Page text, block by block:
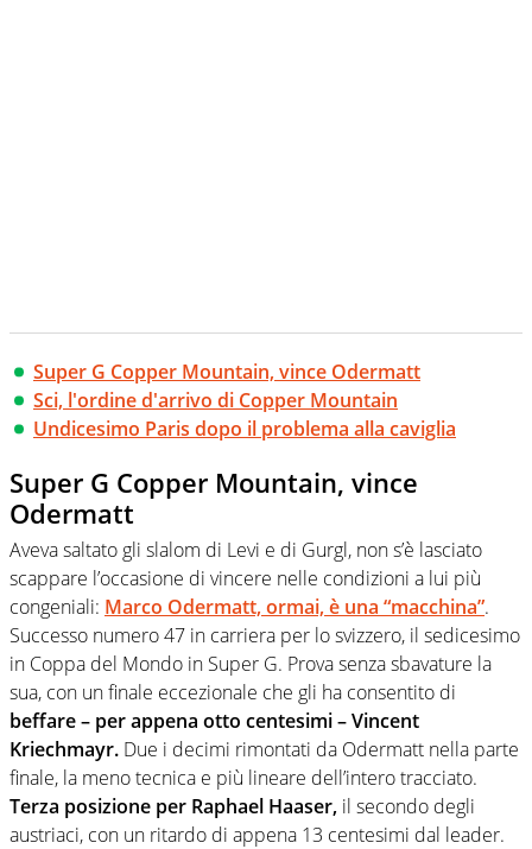
Super G Copper Mountain, vince Odermatt
Sci, l'ordine d'arrivo di Copper Mountain
Undicesimo Paris dopo il problema alla caviglia
Super G Copper Mountain, vince
Odermatt
Aveva saltato gli slalom di Levi e di Gurgl, non s’è lasciato
scappare l’occasione di vincere nelle condizioni a lui più
congeniali: Marco Odermatt, ormai, è una “macchina”.
Successo numero 47 in carriera per lo svizzero, il sedicesimo
in Coppa del Mondo in Super G. Prova senza sbavature la
sua, con un finale eccezionale che gli ha consentito di
beffare – per appena otto centesimi – Vincent
Kriechmayr. Due i decimi rimontati da Odermatt nella parte
finale, la meno tecnica e più lineare dell’intero tracciato.
Terza posizione per Raphael Haaser, il secondo degli
austriaci, con un ritardo di appena 13 centesimi dal leader.